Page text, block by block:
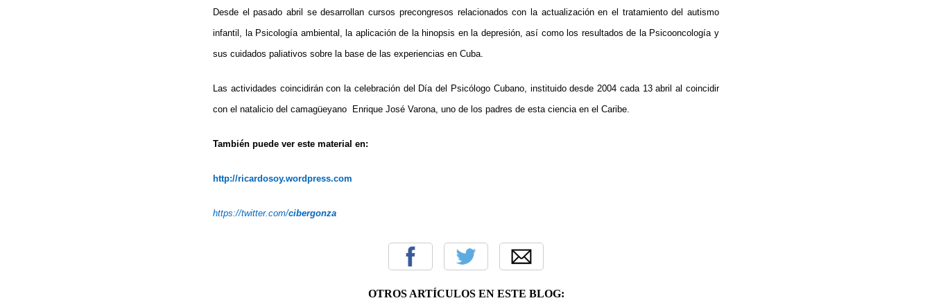
Desde el pasado abril se desarrollan cursos precongresos relacionados con la actualización en el tratamiento del autismo
infantil, la Psicología ambiental, la aplicación de la hinopsis en la depresión, así como los resultados de la Psicooncología y
sus cuidados paliativos sobre la base de las experiencias en Cuba.
Las actividades coincidirán con la celebración del Día del Psicólogo Cubano, instituido desde 2004 cada 13 abril al coincidir
con el natalicio del camagüeyano Enrique José Varona, uno de los padres de esta ciencia en el Caribe.
También puede ver este material en:
http://ricardosoy.wordpress.com
https://twitter.com/cibergonza
OTROS ARTÍCULOS EN ESTE BLOG: